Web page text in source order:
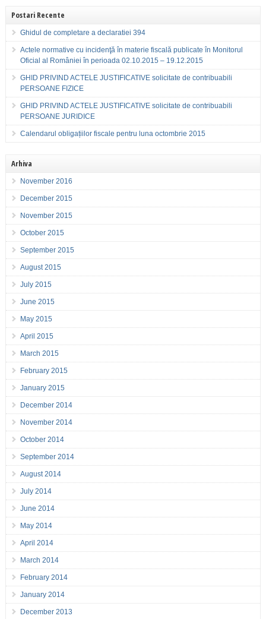
Postari Recente
Ghidul de completare a declaratiei 394
Actele normative cu incidenţă în materie fiscală publicate în Monitorul
Oficial al României în perioada 02.10.2015 – 19.12.2015
GHID PRIVIND ACTELE JUSTIFICATIVE solicitate de contribuabili
PERSOANE FIZICE
GHID PRIVIND ACTELE JUSTIFICATIVE solicitate de contribuabili
PERSOANE JURIDICE
Calendarul obligațiilor fiscale pentru luna octombrie 2015
Arhiva
November 2016
December 2015
November 2015
October 2015
September 2015
August 2015
July 2015
June 2015
May 2015
April 2015
March 2015
February 2015
January 2015
December 2014
November 2014
October 2014
September 2014
August 2014
July 2014
June 2014
May 2014
April 2014
March 2014
February 2014
January 2014
December 2013